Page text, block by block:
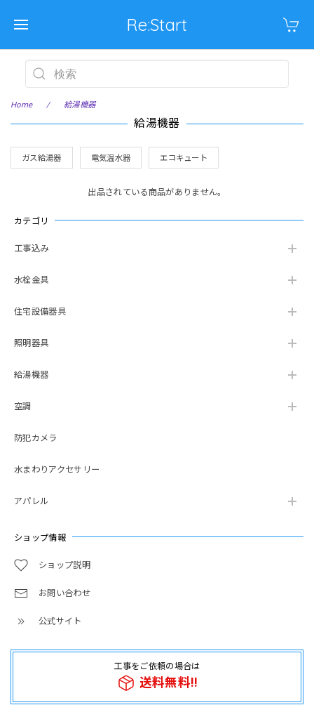
Re:Start
カテゴリ
工事込み
水栓金具
住宅設備器具
照明器具
給湯機器
空調
防犯カメラ
水まわりアクセサリー
アパレル
ショップ情報
ショップ説明
お問い合わせ
公式サイト
工事をご依頼の場合は
送料無料!!
Home 給湯機器
給湯機器
ガス給湯器 電気温水器 エコキュート
出品されている商品がありません。